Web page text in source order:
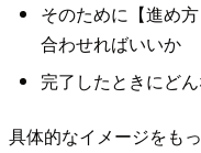
そのために【進め
合わせればいいか
完了したときにど
具体的なイメージをも